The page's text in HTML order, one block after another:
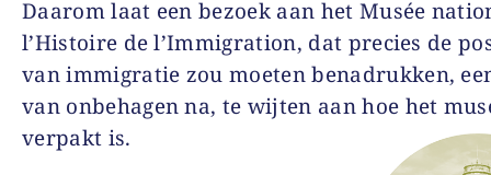
Daarom laat een bezoek aan het Musée
l’Histoire de l’Immigration, dat precies de
van immigratie zou moeten benadrukken,
van onbehagen na, te wijten aan hoe het
verpakt is.